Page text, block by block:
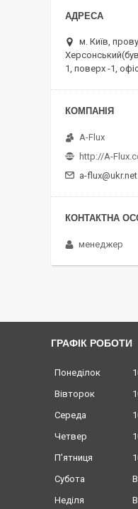
м. Київ,
1, поверх -1,
A-Flux
http://A-
a-flux@ukr.net
менеджер
ГРАФІК РОБОТИ
Понеділок
Вівторок
Середа
Четвер
Пʼятниця
Субота
Неділя